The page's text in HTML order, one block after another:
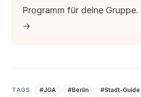
Programm für deine Gruppe.
→
TAGS #JGA #Berlin #Stadt-Guide